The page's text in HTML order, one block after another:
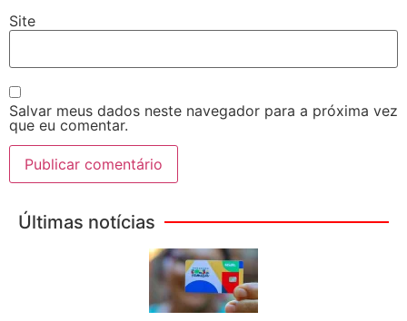
Site
Salvar meus dados neste navegador para a próxima vez
que eu comentar.
Últimas notícias